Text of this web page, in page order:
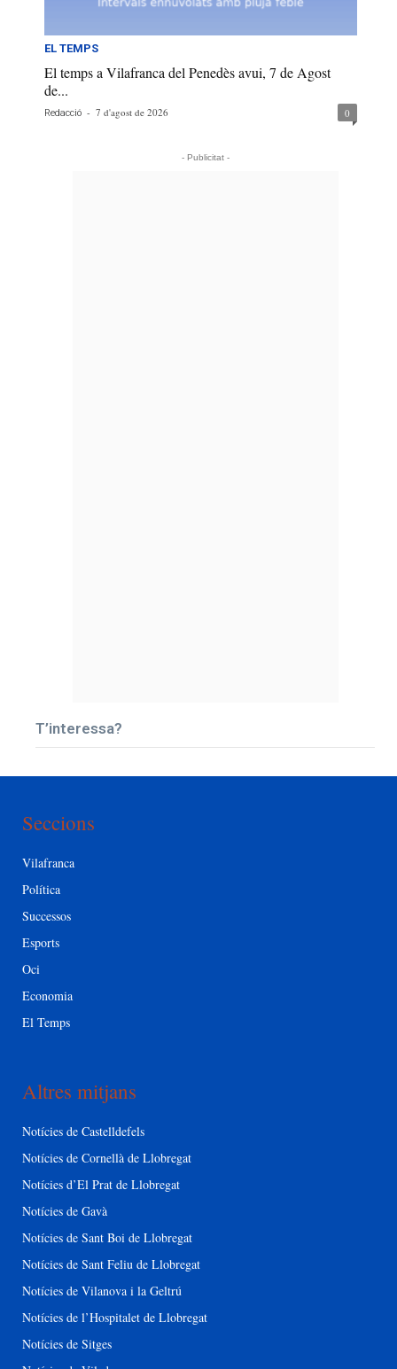
EL TEMPS
El temps a Vilafranca del Penedès avui, 7 de Agost
de...
Redacció - 7 d'agost de 2026 0
- Publicitat -
T’interessa?
Seccions
Vilafranca
Política
Successos
Esports
Oci
Economia
El Temps
Altres mitjans
Notícies de Castelldefels
Notícies de Cornellà de Llobregat
Notícies d’El Prat de Llobregat
Notícies de Gavà
Notícies de Sant Boi de Llobregat
Notícies de Sant Feliu de Llobregat
Notícies de Vilanova i la Geltrú
Notícies de l’Hospitalet de Llobregat
Notícies de Sitges